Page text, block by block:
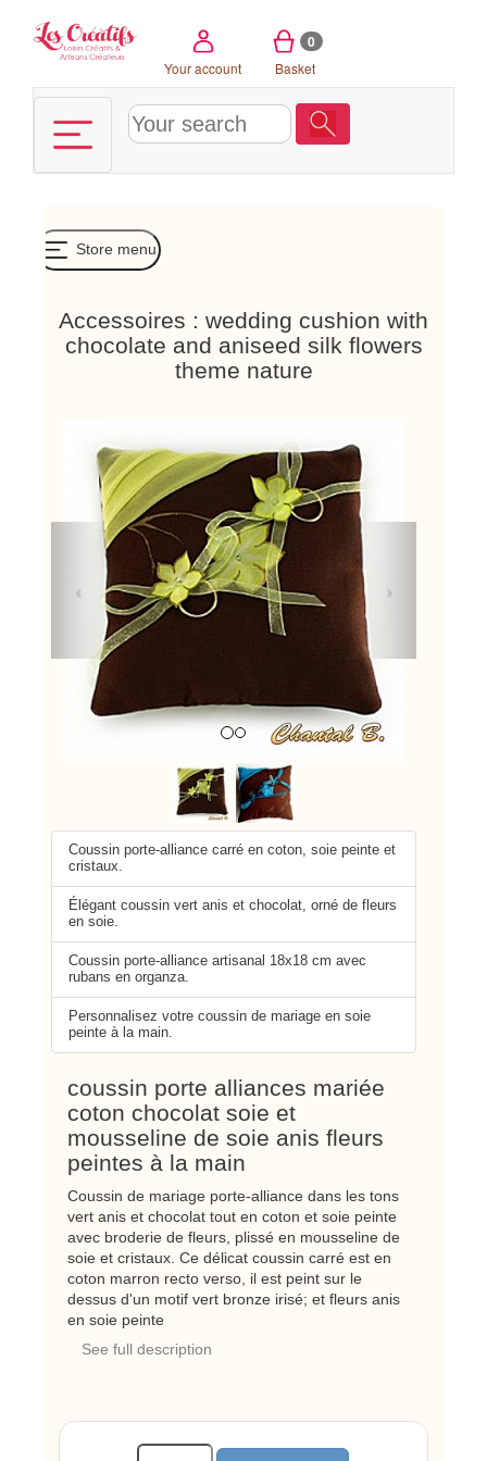
Your account
0
Basket
Store menu
Accessoires : wedding cushion with
chocolate and aniseed silk flowers
theme nature
Previous
Coussin porte-alliance carré en coton, soie peinte et
cristaux.
Élégant coussin vert anis et chocolat, orné de fleurs
en soie.
Coussin porte-alliance artisanal 18x18 cm avec
rubans en organza.
Personnalisez votre coussin de mariage en soie
peinte à la main.
coussin porte alliances mariée
coton chocolat soie et
mousseline de soie anis fleurs
peintes à la main
Coussin de mariage porte-alliance dans les tons
vert anis et chocolat tout en coton et soie peinte
avec broderie de fleurs, plissé en mousseline de
soie et cristaux. Ce délicat coussin carré est en
coton marron recto verso, il est peint sur le
dessus d'un motif vert bronze irisé; et fleurs anis
en soie peinte
See full description